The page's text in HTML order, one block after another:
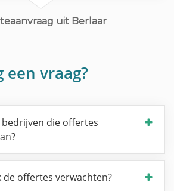
uit Berlaar
een vraag?
die offertes
de offertes verwachten?